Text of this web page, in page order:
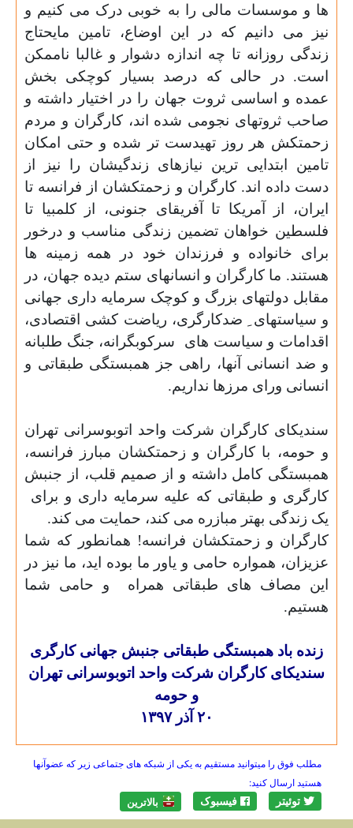
ها و موسسات مالی را به خوبی درک می کنیم و
نیز می دانیم که در این اوضاع، تامین مایحتاج
زندگی روزانه تا چه اندازه دشوار و غالبا ناممکن
است. در حالی که درصد بسیار کوچکی بخش
عمده و اساسی ثروت جهان را در اختیار داشته و
صاحب ثروتهای نجومی شده اند، کارگران و مردم
زحمتکش هر روز تهیدست تر شده و حتی امکان
تامین ابتدایی ترین نیازهای زندگیشان را نیز از
دست داده اند. کارگران و زحمتکشان از فرانسه تا
ایران، از آمریکا تا آفریقای جنونی، از کلمبیا تا
فلسطین خواهان تضمین زندگی مناسب و درخور
برای خانواده و فرزندان خود در همه زمینه ها
هستند. ما کارگران و انسانهای ستم دیده جهان، در
مقابل دولتهای بزرگ و کوچک سرمایه داری جهانی
و سیاستهای ِ ضدکارگری، ریاضت کشی اقتصادی،
اقدامات و سیاست های
سرکوبگرانه، جنگ طلبانه
و ضد انسانی آنها، راهی جز همبستگی طبقاتی و
انسانی ورای مرزها نداریم.
سندیکای کارگران شرکت واحد اتوبوسرانی تهران
و حومه، با کارگران و زحمتکشان مبارز فرانسه،
همبستگی کامل داشته و از صمیم قلب، از جنبش
کارگری و طبقاتی که علیه سرمایه داری و برای
یک زندگی بهتر مبازره می کند، حمایت می کند.
کارگران و زحمتکشان فرانسه! همانطور که شما
عزیزان، همواره حامی و یاور ما بوده اید، ما نیز در
این مصاف های طبقاتی همراه
و حامی شما
هستیم.
زنده باد همبستگی طبقاتی جنبش جهانی کارگری
سندیکای کارگران شرکت واحد اتوبوسرانی تهران
و حومه
۲۰ آذر ۱۳۹۷
مطلب فوق را میتوانید مستقیم به یکی از شبکه های جتماعی زیر که عضوآنها
هستید ارسال کنید:
توئیتر فیسبوک بالاترين